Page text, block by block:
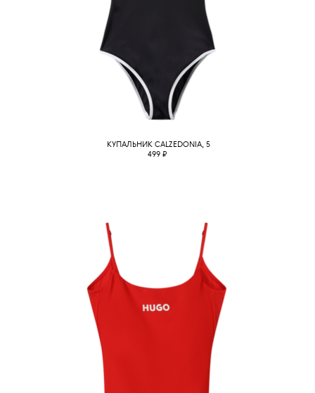
КУПАЛЬНИК CALZEDONIA, 5
499 ₽